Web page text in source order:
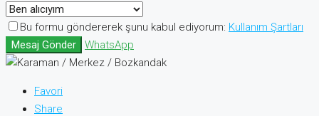
Bu formu göndererek şunu kabul ediyorum: Kullanım Şartları
Mesaj Gönder
WhatsApp
Favori
Share